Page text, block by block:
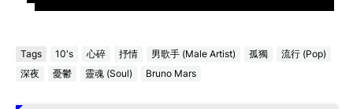
Tags 10's 心碎 抒情 男歌手 (Male Artist) 孤獨
流行 (Pop)
深夜
憂鬱 靈魂 (Soul) Bruno Mars